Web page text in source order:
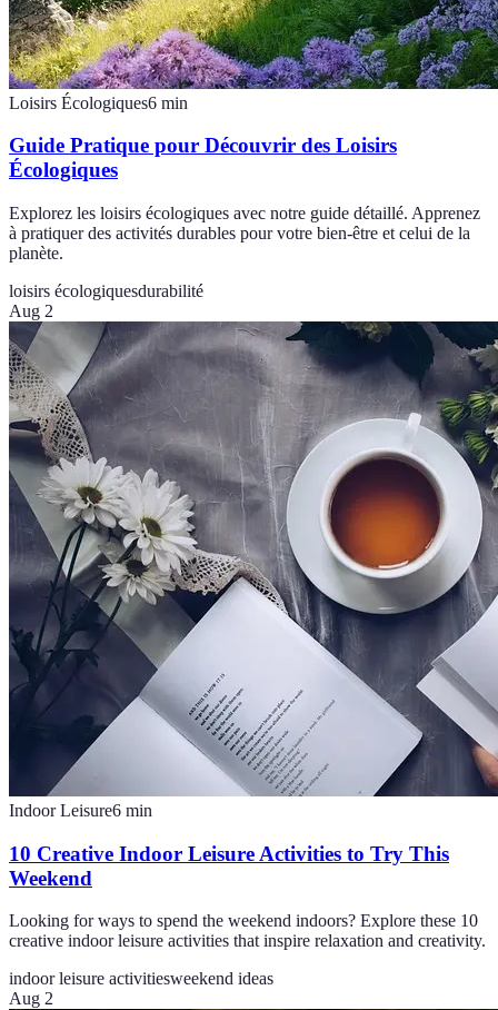
Loisirs Écologiques6 min
Guide Pratique pour Découvrir des Loisirs
Écologiques
Explorez les loisirs écologiques avec notre guide détaillé. Apprenez
à pratiquer des activités durables pour votre bien-être et celui de la
planète.
loisirs écologiquesdurabilité
Aug 2
Indoor Leisure6 min
10 Creative Indoor Leisure Activities to Try This
Weekend
Looking for ways to spend the weekend indoors? Explore these 10
creative indoor leisure activities that inspire relaxation and creativity.
indoor leisure activitiesweekend ideas
Aug 2